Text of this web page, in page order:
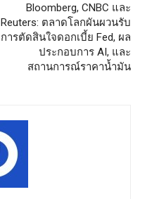
Bloomberg, CNBC และ
Reuters: ตลาดโลกผันผวนรับ
การตัดสินใจดอกเบี้ย Fed, ผล
ประกอบการ AI, และ
สถานการณ์ราคาน้ำมัน